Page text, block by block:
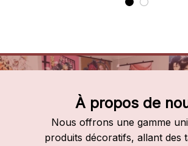
À propos de
Nous offrons une gamme
produits décoratifs, allant des